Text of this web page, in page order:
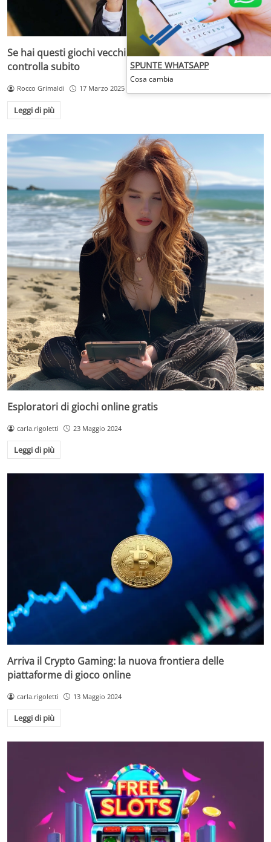
Se hai questi giochi vecchi in casa sei ricco e non lo sai:
controlla subito
Rocco Grimaldi 17 Marzo 2025
Leggi di più
Esploratori di giochi online gratis
carla.rigoletti 23 Maggio 2024
Leggi di più
Arriva il Crypto Gaming: la nuova frontiera delle
piattaforme di gioco online
carla.rigoletti 13 Maggio 2024
Leggi di più
SPUNTE WHATSAPP
Cosa cambia